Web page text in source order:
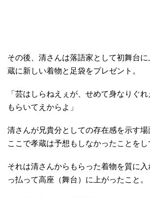
その後、清さんは落語家として初舞台
蔵に新しい着物と足袋をプレゼント。
「芸はしらねえぇが、せめて身なりぐ
もらいてえからよ」
清さんが兄貴分としての存在感を示す場
ここで孝蔵は予想もしなかったことをし
それは清さんからもらった着物を質に
っ払って高座（舞台）に上がったこと。